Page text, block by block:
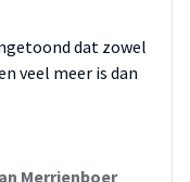
het voorkomen
om in een volgend
Bij verder
dat zowel
veel meer is dan
Merrienboer